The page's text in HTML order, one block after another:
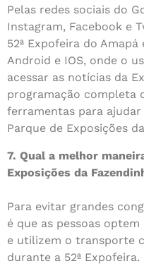
Pelas redes sociais do
Instagram, Facebook e
52ª Expofeira do
Android e IOS, onde o
acessar as notícias da
programação completa
ferramentas para
Parque de Exposições
7. Qual a melhor
Exposições da
Para evitar grandes
é que as pessoas
e utilizem o transporte
durante a 52ª